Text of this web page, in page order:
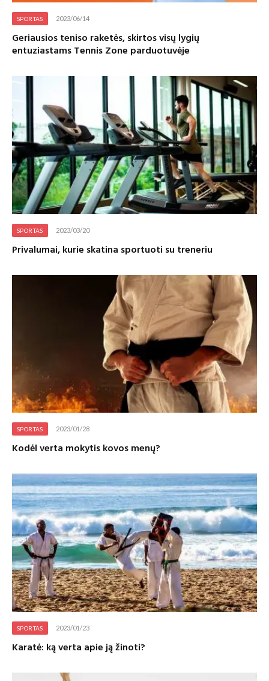
SPORTAS 2023/06/14
Geriausios teniso raketės, skirtos visų lygių
entuziastams Tennis Zone parduotuvėje
SPORTAS 2023/03/20
Privalumai, kurie skatina sportuoti su treneriu
SPORTAS 2023/01/28
Kodėl verta mokytis kovos menų?
SPORTAS 2023/01/23
Karatė: ką verta apie ją žinoti?